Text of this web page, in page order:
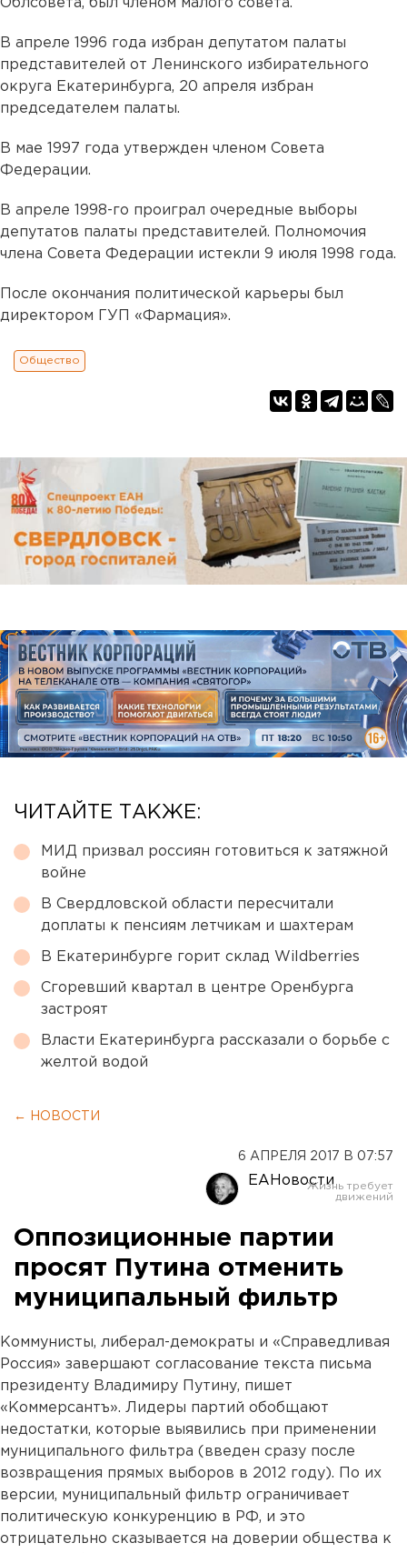
Облсовета, был членом малого совета.
В апреле 1996 года избран депутатом палаты
представителей от Ленинского избирательного
округа Екатеринбурга, 20 апреля избран
председателем палаты.
В мае 1997 года утвержден членом Совета
Федерации.
В апреле 1998-го проиграл очередные выборы
депутатов палаты представителей. Полномочия
члена Совета Федерации истекли 9 июля 1998 года.
После окончания политической карьеры был
директором ГУП «Фармация».
Общество
ЧИТАЙТЕ ТАКЖЕ:
МИД призвал россиян готовиться к затяжной
войне
В Свердловской области пересчитали
доплаты к пенсиям летчикам и шахтерам
В Екатеринбурге горит склад Wildberries
Сгоревший квартал в центре Оренбурга
застроят
Власти Екатеринбурга рассказали о борьбе с
желтой водой
← НОВОСТИ
6 АПРЕЛЯ 2017 В 07:57
ЕАНовости
Оппозиционные партии
просят Путина отменить
муниципальный фильтр
Коммунисты, либерал-демократы и «Справедливая
Россия» завершают согласование текста письма
президенту Владимиру Путину, пишет
«Коммерсантъ». Лидеры партий обобщают
недостатки, которые выявились при применении
муниципального фильтра (введен сразу после
возвращения прямых выборов в 2012 году). По их
версии, муниципальный фильтр ограничивает
политическую конкуренцию в РФ, и это
отрицательно сказывается на доверии общества к